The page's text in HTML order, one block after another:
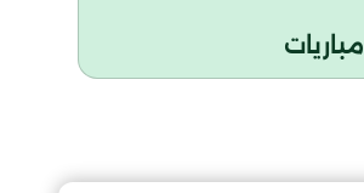
مباريات